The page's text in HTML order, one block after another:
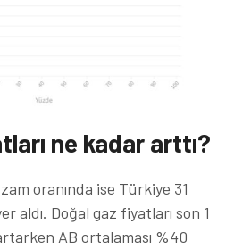
ne kadar arttı?
oranında ise Türkiye 31
aldı. Doğal gaz fiyatları son 1
AB ortalaması %40